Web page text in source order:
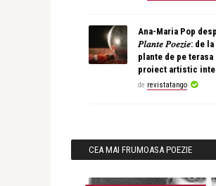
Ana-Maria Pop
𝑃𝑙𝑎𝑛𝑡𝑒 𝑃𝑜𝑒𝑧𝑖𝑒: de
plante de pe terasa
proiect artistic
de revistatango
CEA MAI FRUMOASA POEZIE